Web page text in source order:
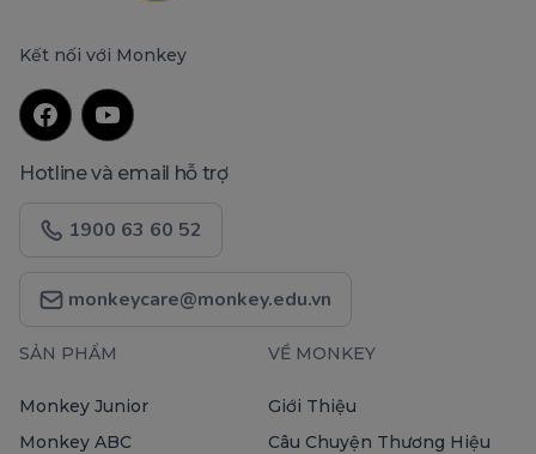
Kết nối với Monkey
Hotline và email hỗ trợ
1900 63 60 52
monkeycare@monkey.edu.vn
SẢN PHẨM
Monkey Junior
Monkey ABC
VỀ MONKEY
Giới Thiệu
Câu Chuyện Thương Hiệu